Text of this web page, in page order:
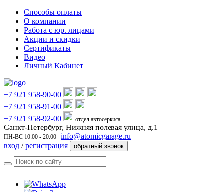
Способы оплаты
О компании
Работа с юр. лицами
Акции и скидки
Сертификаты
Видео
Личный Кабинет
+7 921 958-90-00
+7 921 958-91-00
+7 921 958-92-00
отдел автосервиса
Санкт-Петербург, Нижняя полевая улица, д.1
ПН-ВС 10:00 - 20:00
info@atomicgarage.ru
вход /регистрация обратный звонок